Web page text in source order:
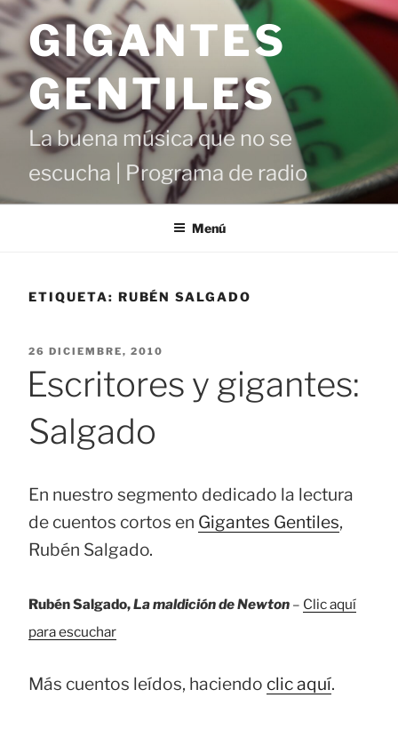
Saltar
contenido
GIGANTES
GENTILES
La buena música que no se
escucha | Programa de radio
Menú
ETIQUETA: RUBÉN SALGADO
PUBLICADO
26 DICIEMBRE, 2010
Escritores y gigantes:
Salgado
En nuestro segmento dedicado la lectura
de cuentos cortos en Gigantes Gentiles,
Rubén Salgado.
Rubén Salgado,La maldición de Newton – Clic aquí
para escuchar
Más cuentos leídos, haciendo clic aquí.